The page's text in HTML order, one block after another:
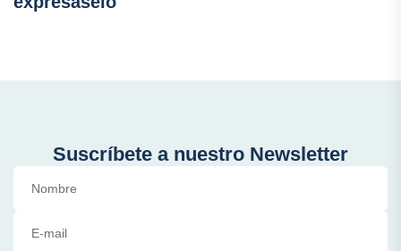
Suscríbete a nuestro Newsletter